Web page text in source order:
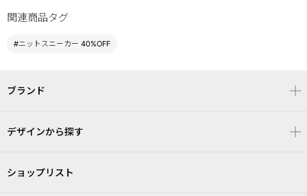
関連商品タグ
#ニットスニーカー 40%OFF
ブランド
デザインから探す
ショップリスト